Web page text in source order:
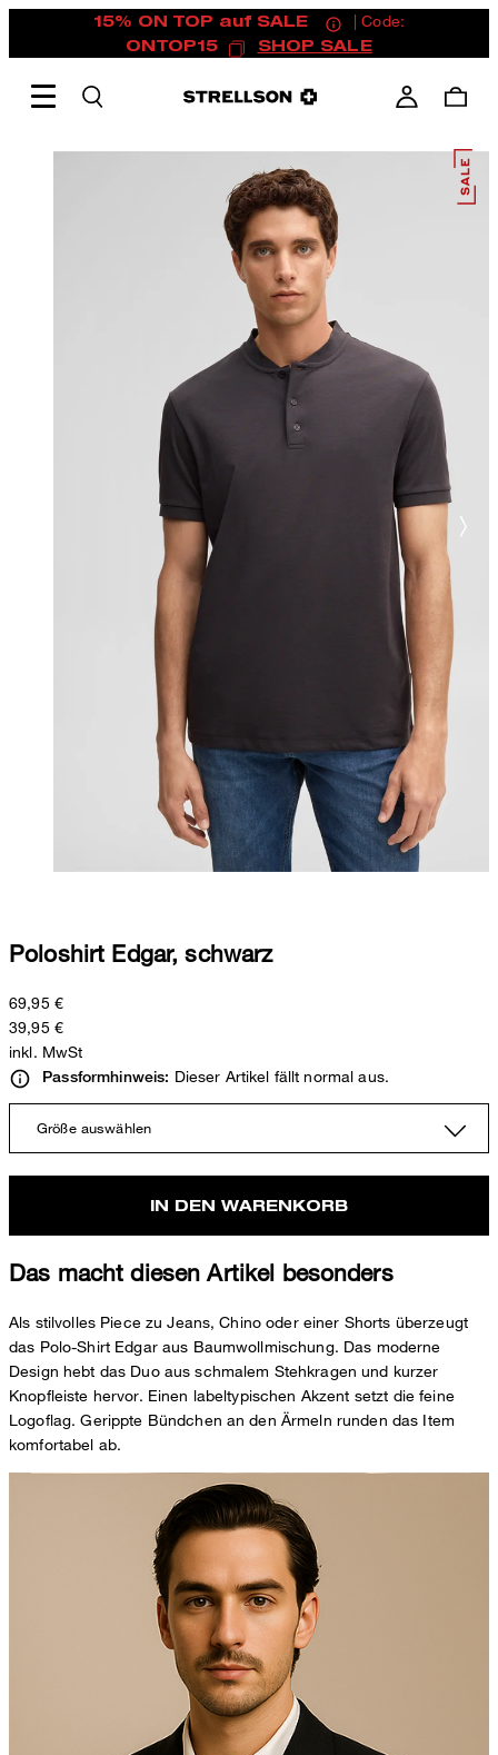
15% ON TOP auf SALE
| Code:
ONTOP15
SHOP SALE
Poloshirt Edgar, schwarz
69,95 €
39,95 €
inkl. MwSt
Passformhinweis: Dieser Artikel fällt normal aus.
Größe auswählen
IN DEN WARENKORB
Das macht diesen Artikel besonders
Als stilvolles Piece zu Jeans, Chino oder einer Shorts überzeugt
das Polo-Shirt Edgar aus Baumwollmischung. Das moderne
Design hebt das Duo aus schmalem Stehkragen und kurzer
Knopfleiste hervor. Einen labeltypischen Akzent setzt die feine
Logoflag. Gerippte Bündchen an den Ärmeln runden das Item
komfortabel ab.